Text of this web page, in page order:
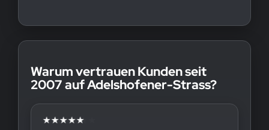
Warum vertrauen Kunden seit
2007 auf Adelshofener-Strass?
★★★★★